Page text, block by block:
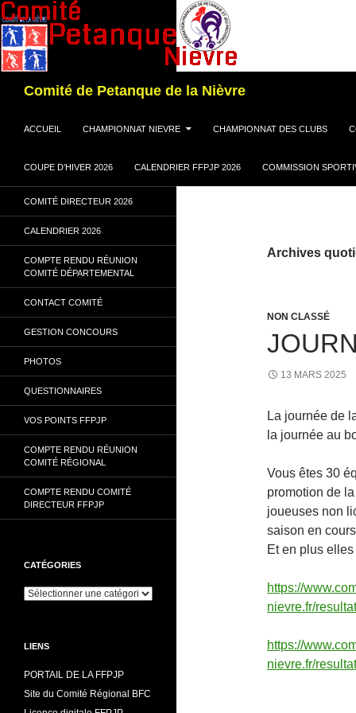
Comité de Petanque de la Nièvre
ACCUEIL
CHAMPIONNAT NIEVRE CHAMPIONNAT DES CLUBS
COUPE D’HIVER 2026 CALENDRIER FFPJP 2026 COMMISSION
Archives
NON CLASSÉ
13 MARS 2025
La journée de
la journée au
Vous êtes 30
promotion de
joueuses non
saison en
Et en plus
https://
nievre.fr/
https://
nievre.fr/
COMITÉ DIRECTEUR 2026
CALENDRIER 2026
COMPTE RENDU RÉUNION
COMITÉ DÉPARTEMENTAL
CONTACT COMITÉ
GESTION CONCOURS
PHOTOS
QUESTIONNAIRES
VOS POINTS FFPJP
COMPTE RENDU RÉUNION
COMITÉ RÉGIONAL
COMPTE RENDU COMITÉ
DIRECTEUR FFPJP
CATÉGORIES
Catégories
LIENS
PORTAIL DE LA FFPJP
Site du Comité Régional BFC